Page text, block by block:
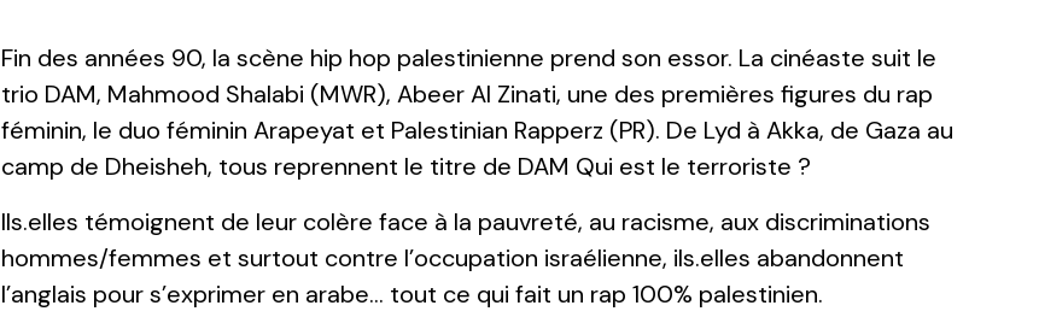
Fin des années 90, la scène hip hop palestinienne prend son essor. La cinéaste suit le
trio DAM, Mahmood Shalabi (MWR), Abeer Al Zinati, une des premières figures du rap
féminin, le duo féminin Arapeyat et Palestinian Rapperz (PR). De Lyd à Akka, de Gaza au
camp de Dheisheh, tous reprennent le titre de DAM Qui est le terroriste ?
Ils.elles témoignent de leur colère face à la pauvreté, au racisme, aux discriminations
hommes/femmes et surtout contre l’occupation israélienne, ils.elles abandonnent
l’anglais pour s’exprimer en arabe… tout ce qui fait un rap 100% palestinien.